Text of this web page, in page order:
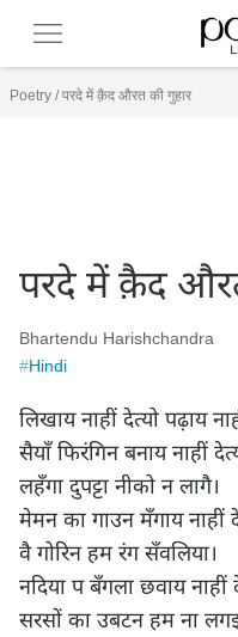
Poetry /परदे में क़ैद औरत की गुहार
परदे में क़ैद
Bhartendu Harishchandra
#Hindi
लिखाय नाहीं देत्यो पढ़ाय
सैयाँ फिरंगिन बनाय नाहीं
लहँगा दुपट्टा नीको न लागै।
मेमन का गाउन मँगाय नाहीं
वै गोरिन हम रंग सँवलिया।
नदिया प बँगला छवाय नाहीं
सरसों का उबटन हम ना